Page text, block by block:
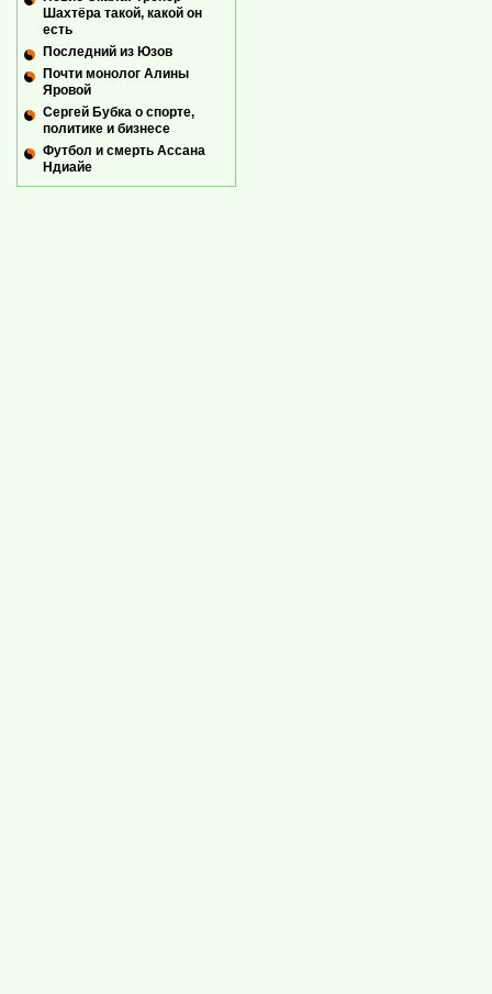
Шахтёра такой, какой он
есть
Последний из Юзов
Почти монолог Алины
Яровой
Сергей Бубка о спорте,
политике и бизнесе
Футбол и смерть Ассана
Ндиайе